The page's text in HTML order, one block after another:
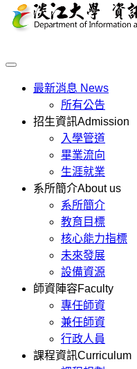
最新消息 News
所有公告
招生資訊Admission
入學管道
畢業流向
生涯就業
系所簡介About us
系所簡介
教育目標
核心能力指標
未來發展
設備資源
師資陣容Faculty
專任師資
兼任師資
行政人員
課程資訊Curriculum